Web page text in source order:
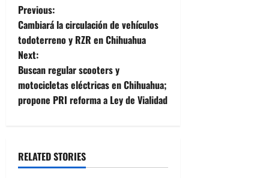
P
o
s
t
v
Previous:
Cambiará la circulación de vehículos
todoterreno y RZR en Chihuahua
Next:
Buscan regular scooters y
motocicletas eléctricas en Chihuahua;
propone PRI reforma a Ley de Vialidad
RELATED STORIES